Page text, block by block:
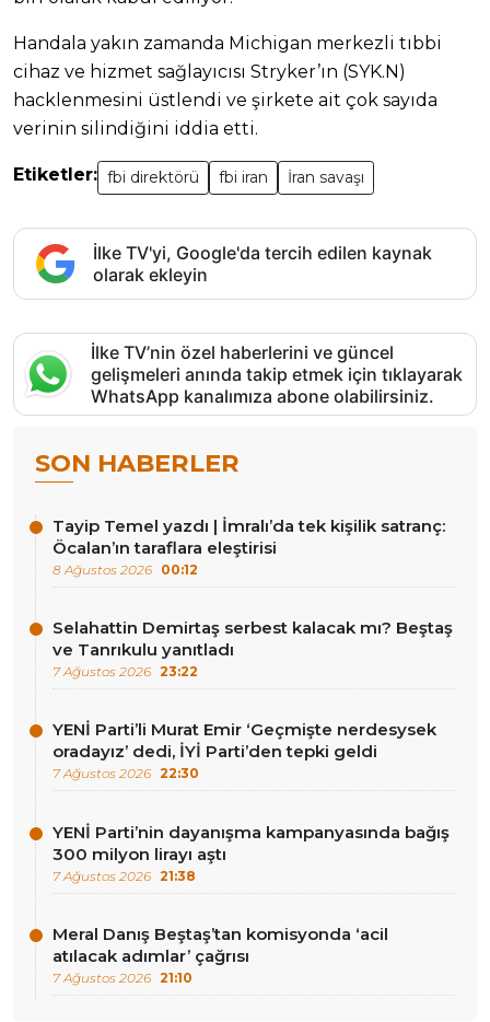
Handala yakın zamanda Michigan merkezli tıbbi
cihaz ve hizmet sağlayıcısı Stryker’ın (SYK.N)
hacklenmesini üstlendi ve şirkete ait çok sayıda
verinin silindiğini iddia etti.
Etiketler: fbi direktörü fbi iran İran savaşı
İlke TV'yi, Google'da tercih edilen kaynak
olarak ekleyin
İlke TV’nin özel haberlerini ve güncel
gelişmeleri anında takip etmek için tıklayarak
WhatsApp kanalımıza abone olabilirsiniz.
SON HABERLER
Tayip Temel yazdı | İmralı’da tek kişilik satranç:
Öcalan’ın taraflara eleştirisi
8 Ağustos 2026 00:12
Selahattin Demirtaş serbest kalacak mı? Beştaş
ve Tanrıkulu yanıtladı
7 Ağustos 2026 23:22
YENİ Parti’li Murat Emir ‘Geçmişte nerdesysek
oradayız’ dedi, İYİ Parti’den tepki geldi
7 Ağustos 2026 22:30
YENİ Parti’nin dayanışma kampanyasında bağış
300 milyon lirayı aştı
7 Ağustos 2026 21:38
Meral Danış Beştaş’tan komisyonda ‘acil
atılacak adımlar’ çağrısı
7 Ağustos 2026 21:10